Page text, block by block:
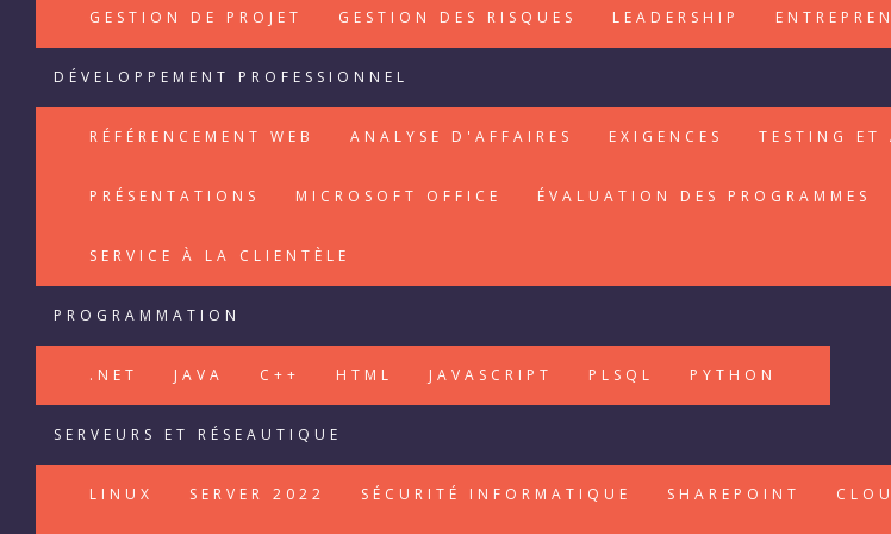
GESTION DE PROJET GESTION DES RISQUES LEADERSHIP
DÉVELOPPEMENT PROFESSIONNEL
RÉFÉRENCEMENT WEB ANALYSE D'AFFAIRES EXIGENCES TESTING ET
PRÉSENTATIONS MICROSOFT OFFICE ÉVALUATION DES PROGRAMMES
SERVICE À LA CLIENTÈLE
PROGRAMMATION
.NET JAVA C++ HTML JAVASCRIPT PLSQL PYTHON
SERVEURS ET RÉSEAUTIQUE
LINUX SERVER 2022 SÉCURITÉ INFORMATIQUE SHAREPOINT